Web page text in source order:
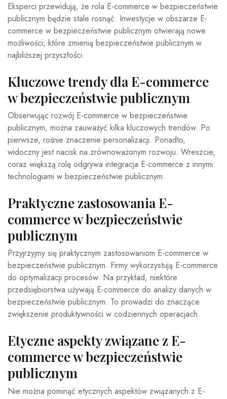
Eksperci przewidują, że rola E-commerce w bezpieczeństwie
publicznym będzie stale rosnąć. Inwestycje w obszarze E-
commerce w bezpieczeństwie publicznym otwierają nowe
możliwości, które zmienią bezpieczeństwie publicznym w
najbliższej przyszłości.
Kluczowe trendy dla E-commerce
w bezpieczeństwie publicznym
Obserwując rozwój E-commerce w bezpieczeństwie
publicznym, można zauważyć kilka kluczowych trendów. Po
pierwsze, rośnie znaczenie personalizacji. Ponadto,
widoczny jest nacisk na zrównoważonym rozwoju. Wreszcie,
coraz większą rolę odgrywa integracja E-commerce z innymi
technologiami w bezpieczeństwie publicznym.
Praktyczne zastosowania E-
commerce w bezpieczeństwie
publicznym
Przyjrzyjmy się praktycznym zastosowaniom E-commerce w
bezpieczeństwie publicznym. Firmy wykorzystują E-commerce
do optymalizacji procesów. Na przykład, niektóre
przedsiębiorstwa używają E-commerce do analizy danych w
bezpieczeństwie publicznym. To prowadzi do znaczące
zwiększenie produktywności w codziennych operacjach.
Etyczne aspekty związane z E-
commerce w bezpieczeństwie
publicznym
Nie można pominąć etycznych aspektów związanych z E-